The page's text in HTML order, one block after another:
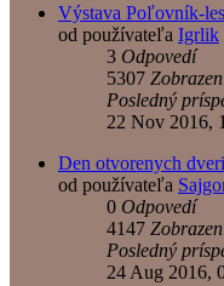
Výstava Poľovník-
od používateľa Igrlik
3 Odpovedí
5307
Posledný
22 Nov 2016,
Den otvorenych
od používateľa
0 Odpovedí
4147
Posledný
24 Aug 2016,